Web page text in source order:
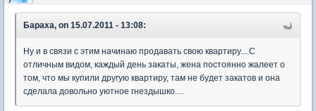
Бараха, on 15.07.2011 - 13:08:
Ну и в связи с этим начинаю продавать свою квартиру....С
отличным видом, каждый день закаты, жена постоянно жалеет о
том, что мы купили другую квартиру, там не будет закатов и она
сделала довольно уютное гнездышко....